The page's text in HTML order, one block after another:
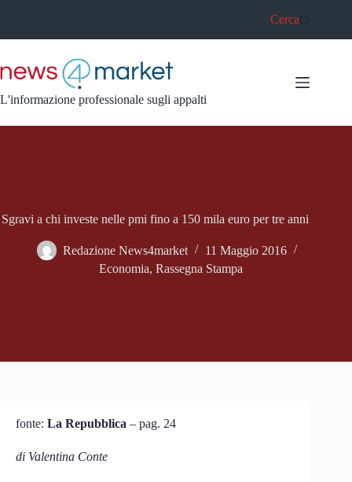
Cerca
L'informazione professionale sugli appalti
Sgravi a chi investe nelle pmi fino a 150 mila euro per tre anni
Redazione News4market
11 Maggio 2016
Economia, Rassegna Stampa
fonte: La Repubblica – pag. 24
di Valentina Conte